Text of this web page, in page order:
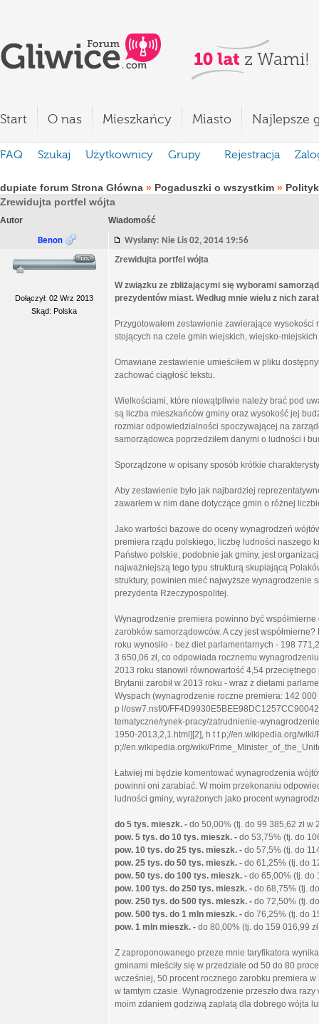
Start O nas Mieszkańcy Miasto Najlepsze
FAQ Szukaj Użytkownicy Grupy Rejestracja
dupiate forum Strona Główna » Pogaduszki o wszystkim »
Zrewidujta portfel wójta
Autor Wiadomość
Benon Wysłany: Nie Lis 02, 2014 19:56
Dołączył: 02 Wrz 2013
Skąd: Polska
Zrewidujta portfel wójta
W związku ze zbliżającymi się wyborami
prezydentów miast. Według mnie wielu z nich
Przygotowałem zestawienie zawierające
stojących na czele gmin wiejskich, wiejsko-
Omawiane zestawienie umieściłem w pliku
zachować ciągłość tekstu.
Wielkościami, które niewątpliwie należy brać pod
są liczba mieszkańców gminy oraz wysokość jej
rozmiar odpowiedzialności spoczywającej na
samorządowca poprzedziłem danymi o ludności i
Sporządzone w opisany sposób krótkie
Aby zestawienie było jak najbardziej
zawarłem w nim dane dotyczące gmin o różnej
Jako wartości bazowe do oceny wynagrodzeń
premiera rządu polskiego, liczbę ludności naszego
Państwo polskie, podobnie jak gminy, jest
najważniejszą tego typu strukturą skupiającą
struktury, powinien mieć najwyższe wynagrodzenie
prezydenta Rzeczypospolitej.
Wynagrodzenie premiera powinno być
zarobków samorządowców. A czy jest
roku wynosiło - bez diet parlamentarnych - 198
3 650,06 zł, co odpowiada rocznemu
2013 roku stanowił równowartość 4,54
Brytanii zarobił w 2013 roku - wraz z dietami
Wyspach (wynagrodzenie roczne premiera: 142
p l/osw7.nsf/0/
tematyczne/rynek-pracy/zatrudnienie-
1950-2013,2,1.html][2], h t t p;//en.wikipedia.org/
p;//en.wikipedia.org/wiki/
Łatwiej mi będzie komentować wynagrodzenia
powinni oni zarabiać. W moim przekonaniu
ludności gminy, wyrażonych jako procent
do 5 tys. mieszk. - do 50,00% (tj. do 99 385,62 zł w
pow. 5 tys. do 10 tys. mieszk. - do 53,75% (tj. do
pow. 10 tys. do 25 tys. mieszk. - do 57,5% (tj. do
pow. 25 tys. do 50 tys. mieszk. - do 61,25% (tj. do
pow. 50 tys. do 100 tys. mieszk. - do 65,00% (tj. do
pow. 100 tys. do 250 tys. mieszk. - do 68,75% (tj.
pow. 250 tys. do 500 tys. mieszk. - do 72,50% (tj.
pow. 500 tys. do 1 mln mieszk. - do 76,25% (tj. do
pow. 1 mln mieszk. - do 80,00% (tj. do 159 016,99
Z zaproponowanego przeze mnie taryfikatora
gminami mieściły się w przedziale od 50 do 80
wcześniej, 50 procent rocznego zarobku premiera
w tamtym czasie. Wynagrodzenie przeszło dwa
moim zdaniem godziwą zapłatą dla dobrego wójta